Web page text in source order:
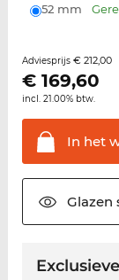
52 mm
Adviesprijs € 212,00
€ 169,60
incl. 21.00% btw.
In het
Glazen